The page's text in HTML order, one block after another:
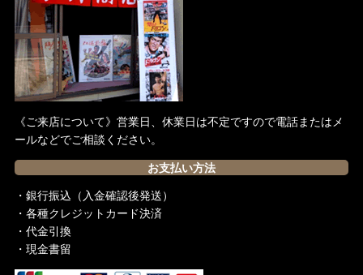
イギリス盤DVD
アメリカ盤DVD
《ご来店について》営業日、休業日は不定ですので電話またはメ
ールなどでご相談ください。
お支払い方法
・銀行振込（入金確認後発送）
・各種クレジットカード決済
・代金引換
・現金書留